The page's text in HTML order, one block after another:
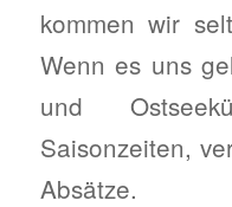
kommen wir
Wenn es uns
und
Saisonzeiten,
Absätze.